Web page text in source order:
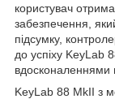
користувач
забезпечення,
підсумку,
до успіху KeyLab
вдосконаленнями
KeyLab 88 MkII з